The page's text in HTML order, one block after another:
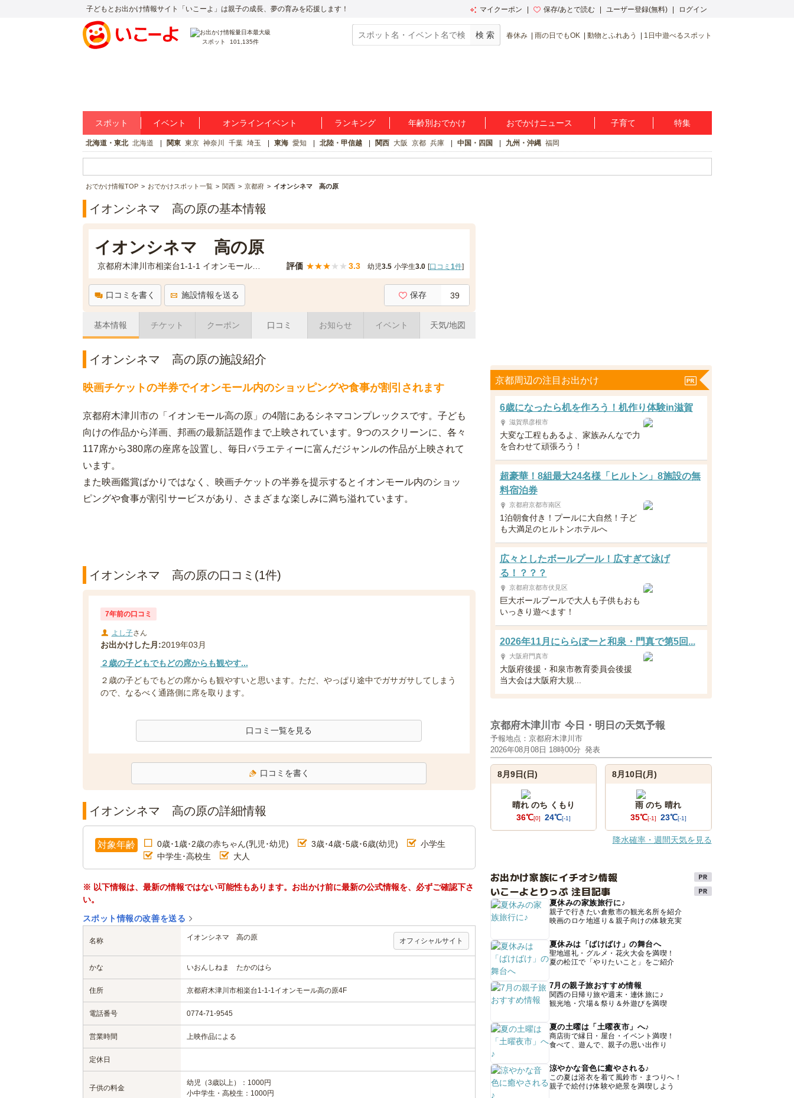
子どもとお出かけ情報サイト「いこーよ」は親子の成長、夢の育みを応援します！ マイクーポン 保存/あとで読む ユーザー登録(無料) ログイン
スポット 101,135件
春休み 雨の日でもOK 動物とふれあう 1日中遊べるスポット
スポット イベント オンラインイベント ランキング 年齢別おでかけ おでかけニュース 子育て 特集
北海道・東北 北海道 関東 東京 神奈川 千葉 埼玉 東海 愛知 北陸・甲信越 関西 大阪 京都 兵庫 中国・四国 九州・沖縄 福岡
おでかけ情報TOP おでかけスポット一覧 関西 京都府 イオンシネマ 高の原
イオンシネマ 高の原の基本情報
イオンシネマ 高の原
京都府木津川市相楽台1-1-1 イオンモール高の原4F 評価 ★★★★ ★ 3.3 幼児3.5 小学生3.0 [口コミ 1件]
口コミを書く 施設情報を送る 保存 39
基本情報 チケット クーポン 口コミ お知らせ イベント 天気/地図
イオンシネマ 高の原の施設紹介
映画チケットの半券でイオンモール内のショッピングや食事が割引されます
京都府木津川市の「イオンモール高の原」の4階にあるシネマコンプレックスです。子ども
向けの作品から洋画、邦画の最新話題作まで上映されています。9つのスクリーンに、各々
117席から380席の座席を設置し、毎日バラエティーに富んだジャンルの作品が上映されて
います。
また映画鑑賞ばかりではなく、映画チケットの半券を提示するとイオンモール内のショッ
ピングや食事が割引サービスがあり、さまざまな楽しみに満ち溢れています。
イオンシネマ 高の原の口コミ(1件)
7年前の口コミ
よし子さん
お出かけした月:2019年03月
２歳の子どもでもどの席からも観やす...
２歳の子どもでもどの席からも観やすいと思います。ただ、やっぱり途中でガサガサしてしまう
ので、なるべく通路側に席を取ります。
口コミ一覧を見る
口コミを書く
イオンシネマ 高の原の詳細情報
対象年齢 0歳･1歳･2歳の赤ちゃん(乳児･幼児) 3歳･4歳･5歳･6歳(幼児)
小学生
中学生･高校生
大人
※ 以下情報は、最新の情報ではない可能性もあります。お出かけ前に最新の公式情報を、必ずご確認下さ
い。
スポット情報の改善を送る
名称 イオンシネマ 高の原 オフィシャルサイト
かな いおんしねま たかのはら
住所 京都府木津川市相楽台1-1-1イオンモール高の原4F
電話番号 0774-71-9545
営業時間 上映作品による
定休日
子供の料金
幼児（3歳以上）：1000円
小中学生・高校生：1000円
京都周辺の注目お出かけ
6歳になったら机を作ろう！机作り体験in滋賀
滋賀県彦根市
大変な工程もあるよ、家族みんなで力
を合わせて頑張ろう！
超豪華！8組最大24名様「ヒルトン」8施設の無
料宿泊券
京都府京都市南区
1泊朝食付き！プールに大自然！子ど
も大満足のヒルトンホテルへ
広々としたボールプール！広すぎて泳げ
る！？？？
京都府京都市伏見区
巨大ボールプールで大人も子供もおも
いっきり遊べます！
2026年11月にららぽーと和泉・門真で第5回...
大阪府門真市
大阪府後援・和泉市教育委員会後援
当大会は大阪府大規...
京都府木津川市 今日・明日の天気予報
予報地点：京都府木津川市
2026年08月08日 18時00分 発表
8月9日(日)
晴れ のち くもり
36℃[0] 24℃[-1]
8月10日(月)
雨 のち 晴れ
35℃[-1] 23℃[-1]
降水確率・週間天気を見る
お出かけ家族にイチオシ情報
いこーよとりっぷ 注目記事
夏休みの家族旅行に♪
親子で行きたい倉敷市の観光名所を紹介
映画のロケ地巡り＆親子向けの体験充実
夏休みは「ばけばけ」の舞台へ
聖地巡礼・グルメ・花火大会を満喫！
夏の松江で「やりたいこと」をご紹介
7月の親子旅おすすめ情報
関西の日帰り旅や週末・連休旅に♪
観光地・穴場＆祭り＆外遊びを満喫
夏の土曜は「土曜夜市」へ♪
商店街で縁日・屋台・イベント満喫！
食べて、遊んで、親子の思い出作り
涼やかな音色に癒やされる♪
この夏は浴衣を着て風鈴市・まつりへ！
親子で絵付け体験や絶景を満喫しよう